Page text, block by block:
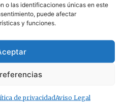
o las identificaciones únicas en este
puede afectar
y funciones.
de privacidadAviso Legal
de 180 metros